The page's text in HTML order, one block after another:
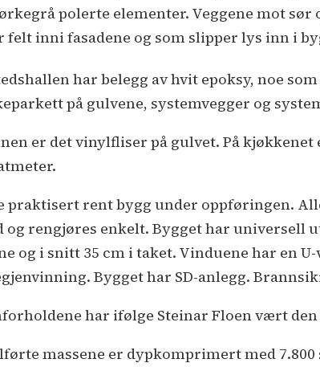
polerte elementer. Veggene mot sør
felt inni fasadene og som slipper lys inn i
har belegg av hvit epoksy, noe
på gulvene, systemvegger og
er det vinylfliser på gulvet. På kjøkkenet
praktisert rent bygg under oppføringen.
og rengjøres enkelt. Bygget har universell
og i snitt 35 cm i taket. Vinduene har en
Bygget har SD-anlegg.
har ifølge Steinar Floen vært
massene er dypkomprimert med